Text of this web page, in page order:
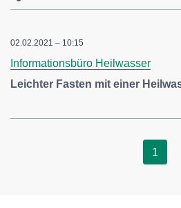
02.02.2021 – 10:15
Informationsbüro Heilwasser
Leichter Fasten mit einer
1